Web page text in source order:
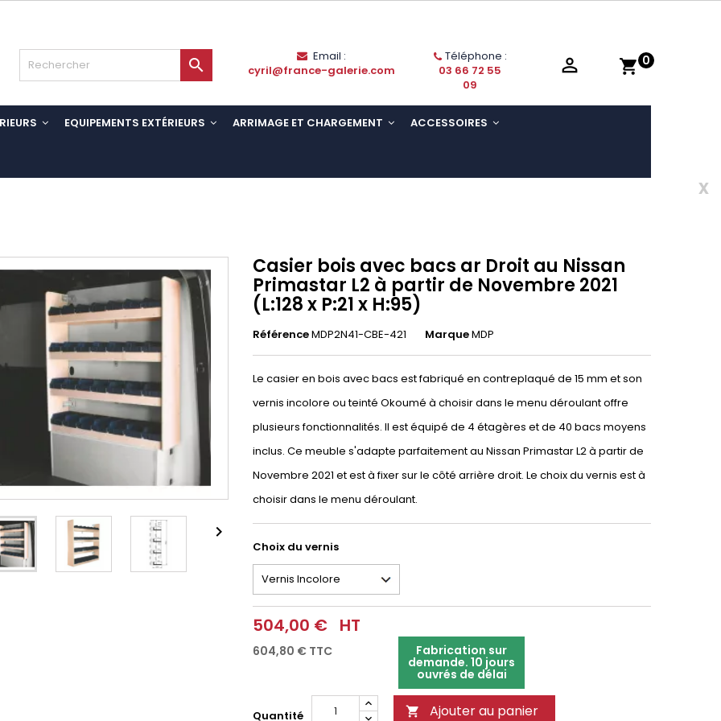
shopping_cart 0

Email :
cyril@france-galerie.com
Téléphone :
03 66 72 55
09

EQUIPEMENTS EXTÉRIEURS ARRIMAGE ET CHARGEMENT ACCESSOIRES
x

Casier bois avec bacs ar Droit au Nissan
Primastar L2 à partir de Novembre 2021
(L:128 x P:21 x H:95)
RéférenceMDP2N41-CBE-421 MarqueMDP
Le casier en bois avec bacs est fabriqué en contreplaqué de 15 mm et son
vernis incolore ou teinté Okoumé à choisir dans le menu déroulant offre
plusieurs fonctionnalités. Il est équipé de 4 étagères et de 40 bacs moyens
inclus. Ce meuble s'adapte parfaitement au Nissan Primastar L2 à partir de
Novembre 2021 et est à fixer sur le côté arrière droit. Le choix du vernis est à
choisir dans le menu déroulant.
Choix du vernis
504,00 € HT
604,80 € TTC Fabrication sur
demande. 10 jours
ouvrés de délai
Quantité  Ajouter au panier